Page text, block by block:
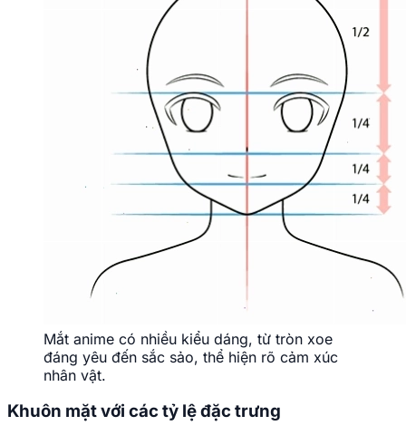
Mắt anime có nhiều kiểu dáng, từ tròn xoe
đáng yêu đến sắc sảo, thể hiện rõ cảm xúc
nhân vật.
Khuôn mặt với các tỷ lệ đặc trưng